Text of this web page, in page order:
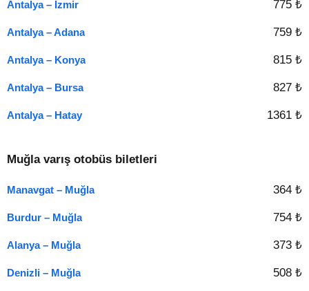
Antalya – İzmir 775 ₺
Antalya – Adana 759 ₺
Antalya – Konya 815 ₺
Antalya – Bursa 827 ₺
Antalya – Hatay 1361 ₺
Muğla varış otobüs biletleri
Manavgat – Muğla 364 ₺
Burdur – Muğla 754 ₺
Alanya – Muğla 373 ₺
Denizli – Muğla 508 ₺